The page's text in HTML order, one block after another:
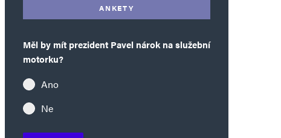
ANKETY
Měl by mít prezident Pavel nárok na služební
motorku?
Ano
Ne